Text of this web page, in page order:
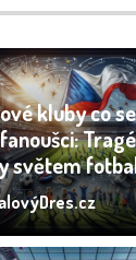
kluby co
světem